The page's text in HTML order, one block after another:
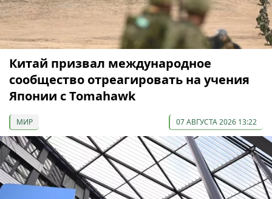
Китай призвал международное
сообщество отреагировать на учения
Японии с Tomahawk
МИР 07 АВГУСТА 2026 13:22